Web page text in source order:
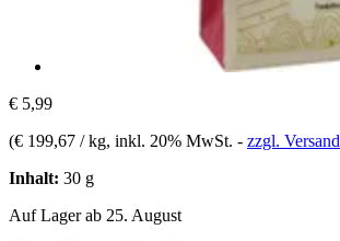
€ 5,99
(€ 199,67 / kg, inkl. 20% MwSt. - zzgl. Versand
Inhalt: 30 g
Auf Lager ab 25. August